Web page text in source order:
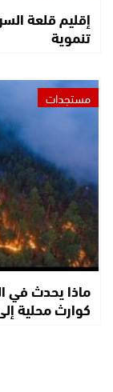
إقليم قلعة
تنموية
مستجدات
ماذا يحدث في
كوارث محلية